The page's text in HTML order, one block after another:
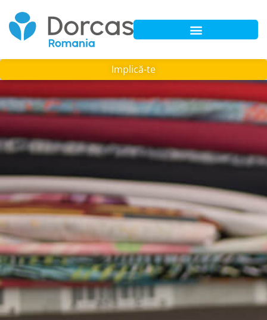
Implică-te